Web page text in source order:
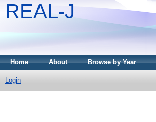
REAL-J
Home About Browse by Year
Login